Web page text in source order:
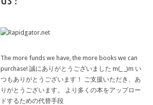
The more funds we have, the more books we can
purchase! 誠にありがとうございました m(_ _)m い
つもありがとうございます！ ご支援いただき、あ
りがとうございます。 より多くの本をアップロー
ドするための代替手段